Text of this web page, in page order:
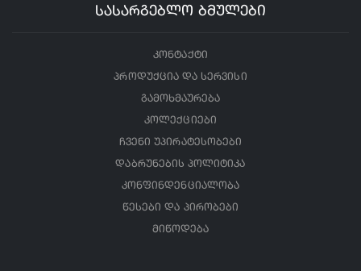
სასარგებლო ბმულები
კონტაქტი
პროდუქცია და სერვისი
გამოხმაურება
კოლექციები
ჩვენი უპირატესობები
დაბრუნების პოლიტიკა
კონფინდენციალობა
წესები და პირობები
მიწოდება